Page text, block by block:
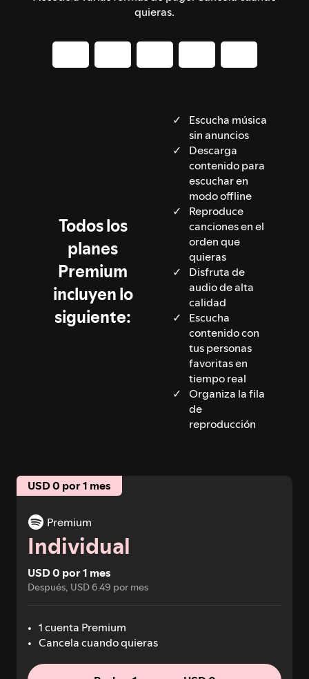
quieras.
Todos los
planes
Premium
incluyen lo
siguiente:
Escucha música
sin anuncios
Descarga
contenido para
escuchar en
modo offline
Reproduce
canciones en el
orden que
quieras
Disfruta de
audio de alta
calidad
Escucha
contenido con
tus personas
favoritas en
tiempo real
Organiza la fila
de
reproducción
USD 0 por 1 mes
Premium
Individual
USD 0 por 1 mes
Después, USD 6.49 por mes
1 cuenta Premium
Cancela cuando quieras